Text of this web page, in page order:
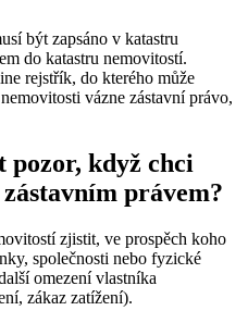
být zapsáno v katastru
do katastru nemovitostí.
rejstřík, do kterého může
vázne zástavní právo,
pozor, když chci
právem?
zjistit, ve prospěch koho
společnosti nebo fyzické
omezení vlastníka
zákaz zatížení).